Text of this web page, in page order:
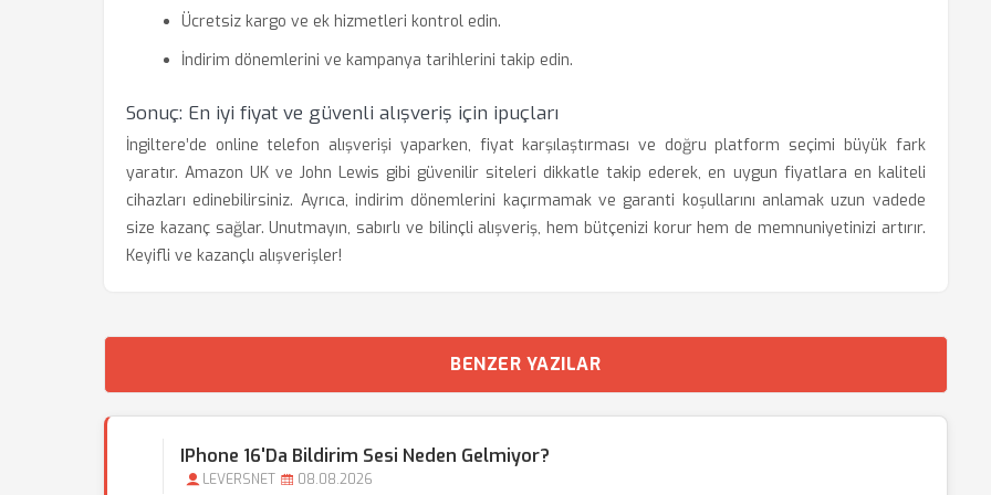
Ücretsiz kargo ve ek hizmetleri kontrol edin.
İndirim dönemlerini ve kampanya tarihlerini takip edin.
Sonuç: En iyi fiyat ve güvenli alışveriş için ipuçları
İngiltere’de online telefon alışverişi yaparken, fiyat karşılaştırması ve doğru platform seçimi büyük fark
yaratır. Amazon UK ve John Lewis gibi güvenilir siteleri dikkatle takip ederek, en uygun fiyatlara en kaliteli
cihazları edinebilirsiniz. Ayrıca, indirim dönemlerini kaçırmamak ve garanti koşullarını anlamak uzun vadede
size kazanç sağlar. Unutmayın, sabırlı ve bilinçli alışveriş, hem bütçenizi korur hem de memnuniyetinizi artırır.
Keyifli ve kazançlı alışverişler!
BENZER YAZILAR
IPhone 16'da Bildirim Sesi Neden Gelmiyor?
LEVERSNET 08.08.2026